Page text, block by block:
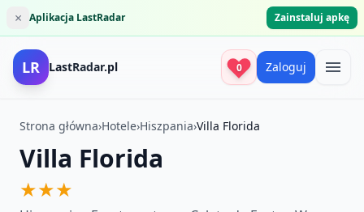
× Aplikacja LastRadar Zainstaluj apkę
LR LastRadar.pl 0 Zaloguj
Strona główna›Hotele›Hiszpania›Villa Florida
Villa Florida
★★★